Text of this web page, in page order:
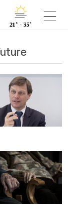
21° - 35°